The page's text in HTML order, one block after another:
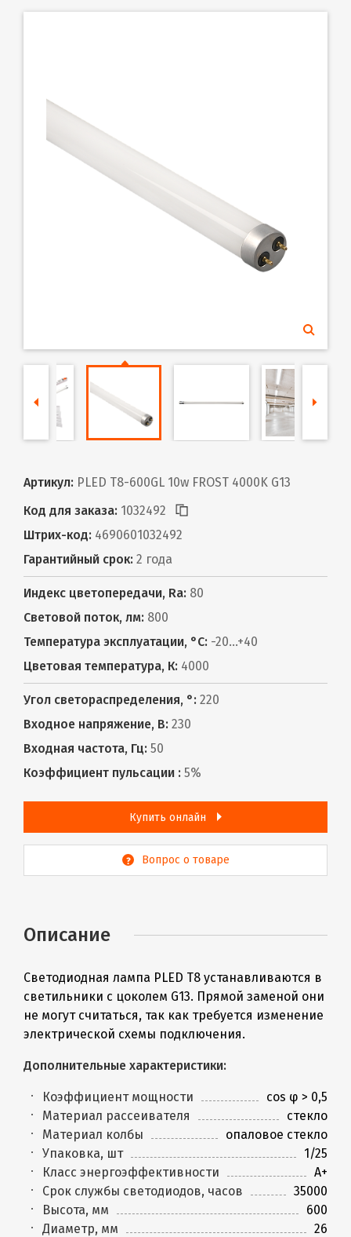
Артикул: PLED T8-600GL 10w FROST 4000K G13
Код для заказа: 1032492
Штрих-код: 4690601032492
Гарантийный срок: 2 года
Индекс цветопередачи, Ra: 80
Световой поток, лм: 800
Температура эксплуатации, °С: -20...+40
Цветовая температура, К: 4000
Угол светораспределения, °: 220
Входное напряжение, В: 230
Входная частота, Гц: 50
Коэффициент пульсации : 5%
Купить онлайн
Вопрос о товаре
Описание
Светодиодная лампа PLED Т8 устанавливаются в
светильники с цоколем G13. Прямой заменой они
не могут считаться, так как требуется изменение
электрической схемы подключения.
Дополнительные характеристики:
Коэффициент мощности
cos φ > 0,5
Материал рассеивателя
стекло
Материал колбы
опаловое стекло
Упаковка, шт
1/25
Класс энергоэффективности
A+
Срок службы светодиодов, часов
35000
Высота, мм
600
Диаметр, мм
26